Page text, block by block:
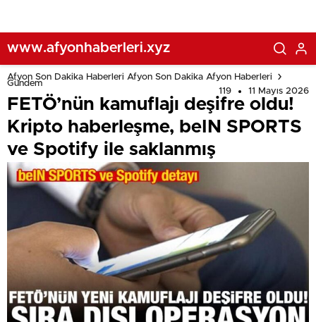
www.afyonhaberleri.xyz
Afyon Son Dakika Haberleri Afyon Son Dakika Afyon Haberleri
Gündem
119
11 Mayıs 2026
FETÖ’nün kamuflajı deşifre oldu!
Kripto haberleşme, beIN SPORTS
ve Spotify ile saklanmış